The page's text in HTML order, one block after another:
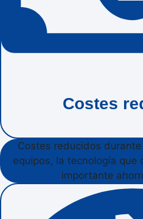
Costes
Costes reducidos
equipos, la tecnología que
importante